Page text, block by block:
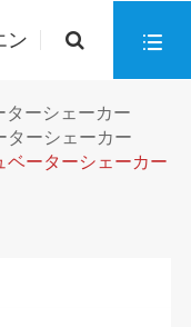
ン 
ターシェーカー
ターシェーカー
ベーターシェーカー